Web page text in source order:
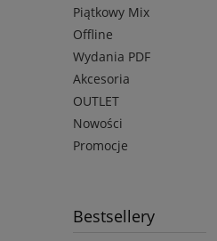
Piątkowy Mix
Offline
Wydania PDF
Akcesoria
OUTLET
Nowości
Promocje
Bestsellery